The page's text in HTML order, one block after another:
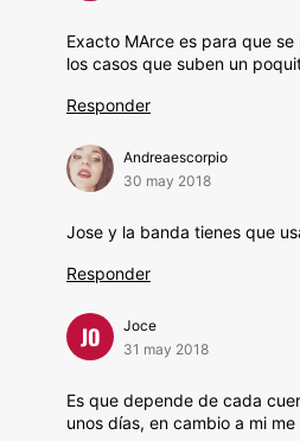
Exacto MArce es para que
los casos que suben un
Responder
Andreaescorpio
30 may 2018
Jose y la banda tienes que
Responder
JO
Joce
31 may 2018
Es que depende de cada
unos días, en cambio a mi